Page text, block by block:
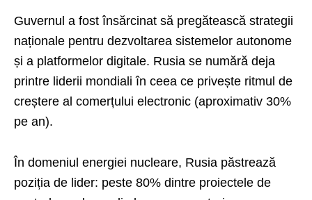
Guvernul a fost însărcinat să pregătească strategii
naționale pentru dezvoltarea sistemelor autonome
și a platformelor digitale. Rusia se numără deja
printre liderii mondiali în ceea ce privește ritmul de
creștere al comerțului electronic (aproximativ 30%
pe an).
În domeniul energiei nucleare, Rusia păstrează
poziția de lider: peste 80% dintre proiectele de